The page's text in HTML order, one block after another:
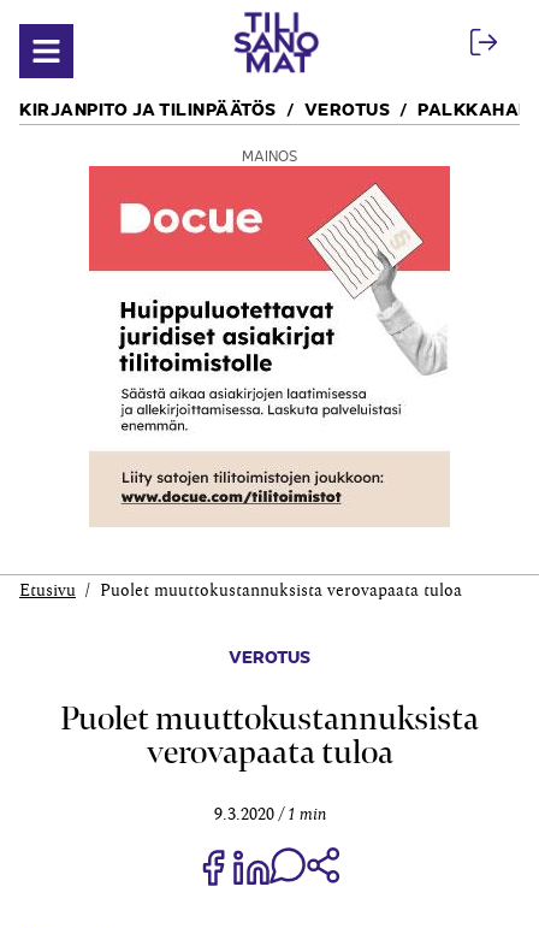
Avaa valikko
KIRJANPITO JA TILINPÄÄTÖS VEROTUS
MAINOS
Etusivu Puolet muuttokustannuksista verovapaata tuloa
VEROTUS
Puolet muuttokustannuksista
verovapaata tuloa
9.3.2020 1 min
Jaa Share on Facebook
Jaa Share on LinkedIn
Jaa WhatsApp-viestinä